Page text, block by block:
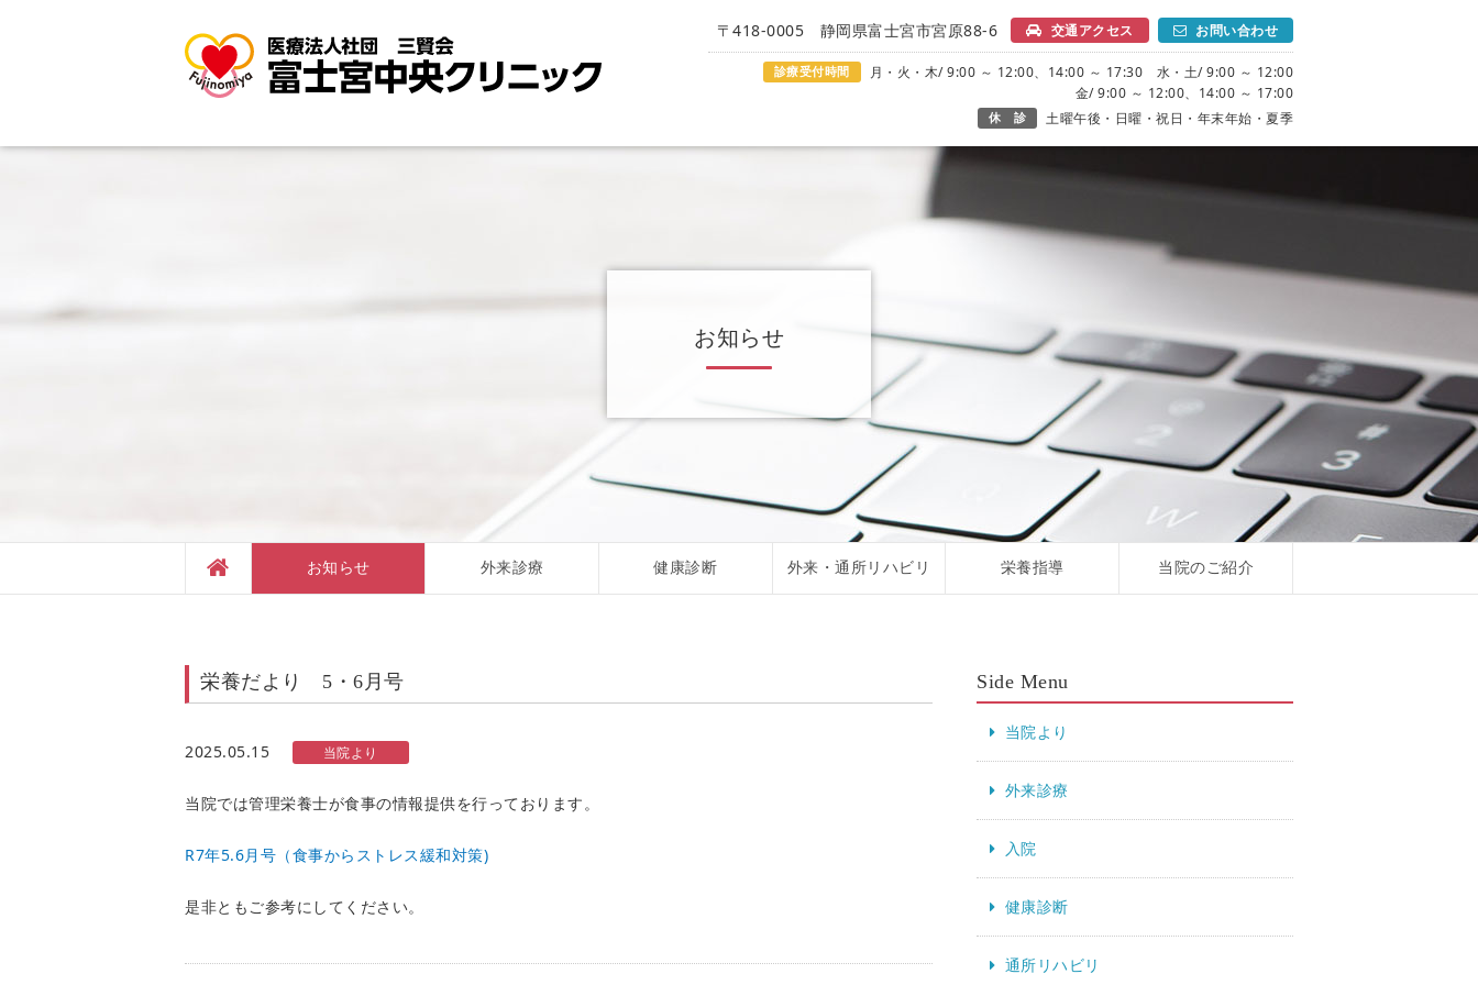
〒418-0005 静岡県富士宮市宮原88-6 交通アクセス お問い合わせ
診療受付時間
月・火・木/ 9:00 ～ 12:00、14:00 ～ 17:30 水・土/ 9:00 ～ 12:00
金/ 9:00 ～ 12:00、14:00 ～ 17:00
休 診 土曜午後・日曜・祝日・年末年始・夏季
お知らせ
お知らせ 外来診療 健康診断 外来・通所リハビリ 栄養指導 当院のご紹介
栄養だより 5・6月号
2025.05.15 当院より
当院では管理栄養士が食事の情報提供を行っております。
R7年5.6月号（食事からストレス緩和対策)
是非ともご参考にしてください。
Side Menu
当院より
外来診療
入院
健康診断
通所リハビリ